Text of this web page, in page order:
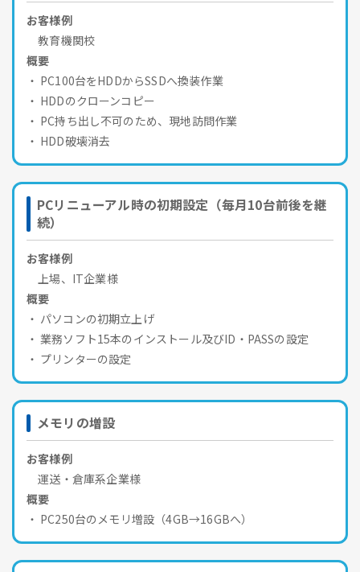
お客様例
教育機関校
概要
PC100台をHDDからSSDへ換装作業
HDDのクローンコピー
PC持ち出し不可のため、現地訪問作業
HDD破壊消去
PCリニューアル時の初期設定（毎月10台前後を継
続）
お客様例
上場、IT企業様
概要
パソコンの初期立上げ
業務ソフト15本のインストール及びID・PASSの設定
プリンターの設定
メモリの増設
お客様例
運送・倉庫系企業様
概要
PC250台のメモリ増設（4GB→16GBへ）